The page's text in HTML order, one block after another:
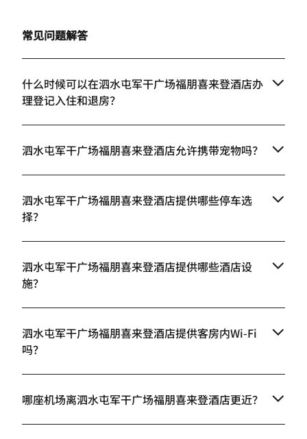
常见问题解答
什么时候可以在泗水屯军干广场福朋喜来登酒店办
理登记入住和退房？
泗水屯军干广场福朋喜来登酒店允许携带宠物吗？
泗水屯军干广场福朋喜来登酒店提供哪些停车选
择？
泗水屯军干广场福朋喜来登酒店提供哪些酒店设
施？
泗水屯军干广场福朋喜来登酒店提供客房内Wi-Fi
吗？
哪座机场离泗水屯军干广场福朋喜来登酒店更近？